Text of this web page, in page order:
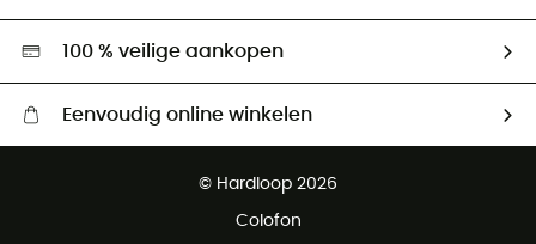
Hardgreen
100 % veilige aankopen
Eenvoudig online winkelen
Gratis retourneren binnen 100 dagen
© Hardloop 2026
Colofon